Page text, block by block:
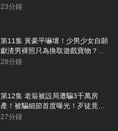
案 又是精神病患 恐無罪？如何判
23分鐘
第11集 黃豪平嚇壞！少男少女自願
獻渣男裸照只為換取遊戲寶物？
Netflix 「馴鹿寶貝」事件台灣也發
28分鐘
第12集 老翁被設局遭騙3千萬房
產！被騙細節首度曝光！歹徒竟用
這兩招騙到一棟房！被騙錢都拿不
27分鐘